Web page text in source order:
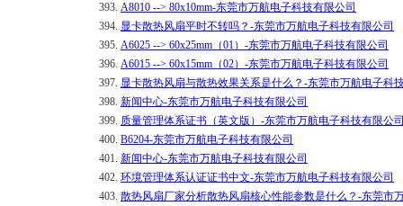
393. A8010 --> 80x10mm-东莞市万航电子科技有限公司
394. 显卡散热风扇平时不转吗？-东莞市万航电子科技有限公司
395. A6025 --> 60x25mm（01）-东莞市万航电子科技有限公司
396. A6015 --> 60x15mm（02）-东莞市万航电子科技有限公司
397. 显卡散热风扇与散热效果关系是什么？-东莞市万航电子科
398. 新闻中心-东莞市万航电子科技有限公司
399. 质量管理体系证书（英文版）-东莞市万航电子科技有限公
400. B6204-东莞市万航电子科技有限公司
401. 新闻中心-东莞市万航电子科技有限公司
402. 环境管理体系认证证书中文-东莞市万航电子科技有限公司
403. 散热风扇厂家分析散热风扇核心性能参数是什么？-东莞市